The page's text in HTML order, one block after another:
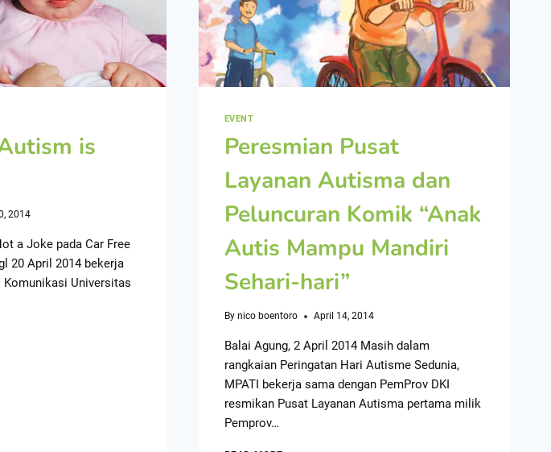
is
2014
a Joke pada Car Free
20 April 2014 bekerja
Komunikasi Universitas
EVENT
Peresmian Pusat
Layanan Autisma dan
Peluncuran Komik “Anak
Autis Mampu Mandiri
Sehari-hari”
By nico boentoro April 14, 2014
Balai Agung, 2 April 2014 Masih dalam
rangkaian Peringatan Hari Autisme Sedunia,
MPATI bekerja sama dengan PemProv DKI
resmikan Pusat Layanan Autisma pertama milik
Pemprov…